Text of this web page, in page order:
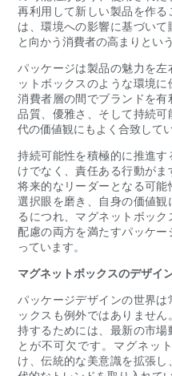
再利用して新しい製品を作
は、環境への影響に基づい
と向かう消費者の高まりとい
パッケージは製品の魅力を
ットボックスのような環境
消費者層の間でブランドを有
品質、優雅さ、そして持続
代の価値観にもよく合致してい
持続可能性を積極的に推進
けでなく、責任ある行動がま
将来的なリーダーとなる可
選択眼を磨き、自身の価値
るにつれ、マグネットボッ
配慮の両方を満たすパッケ
っています。
マグネットボックスのデザイ
パッケージデザインの世界
ックスも例外ではありませ
持するためには、最新の市場
とが不可欠です。マグネッ
け、伝統的な美意識を拡張